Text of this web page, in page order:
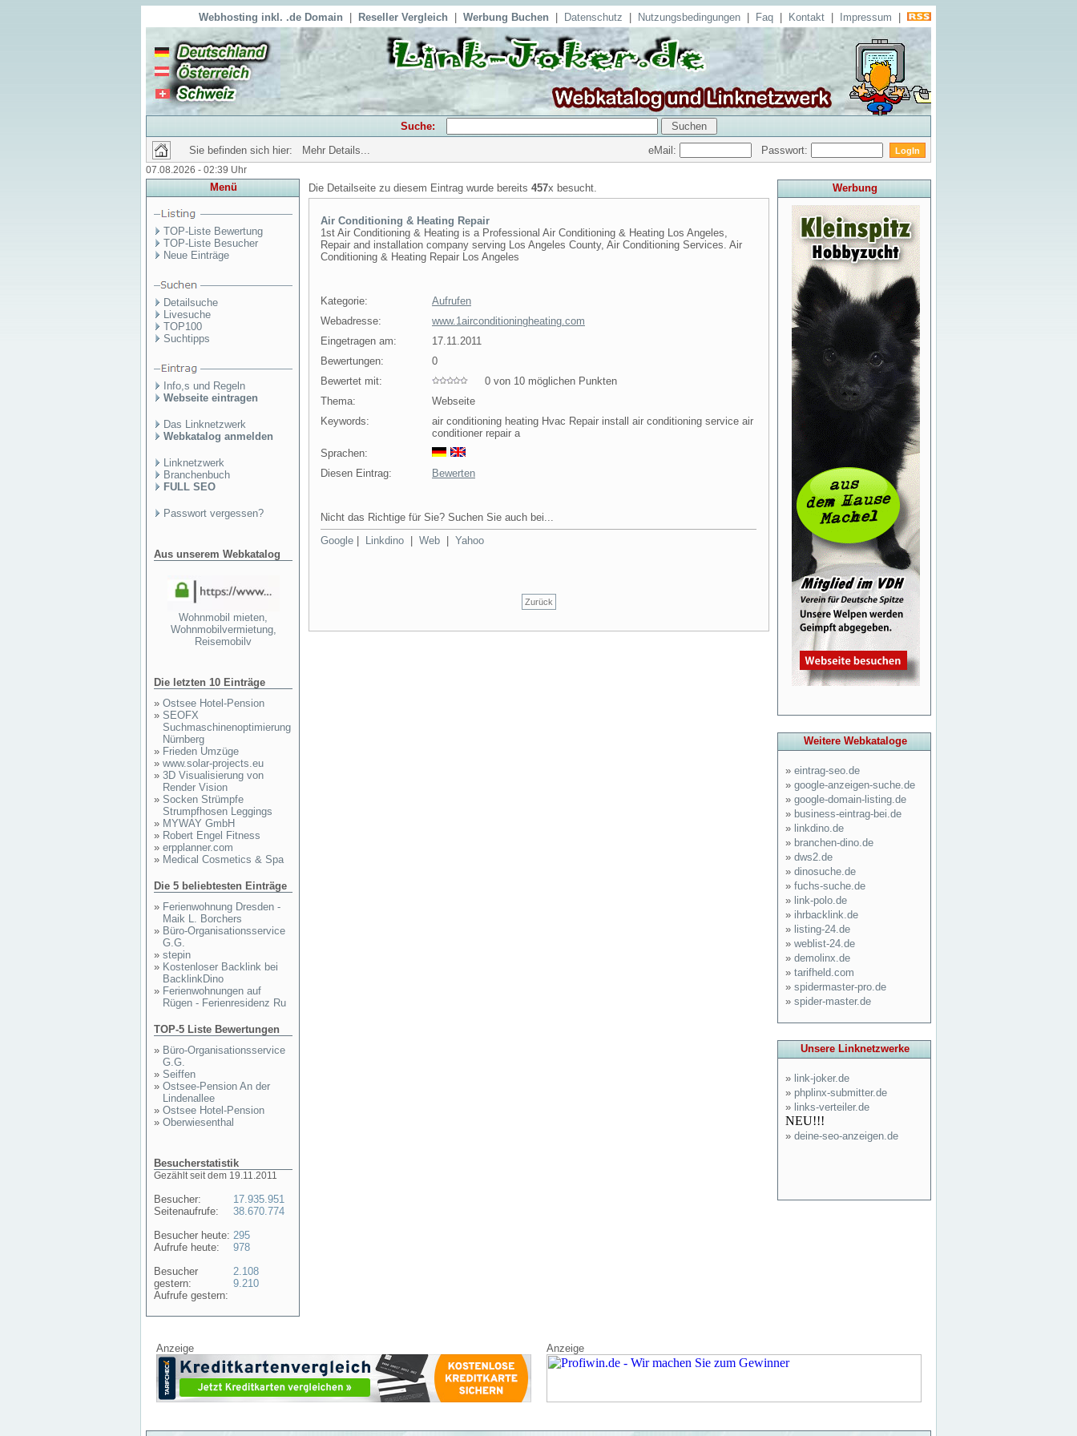
Webhosting inkl. .de Domain Reseller Vergleich Werbung Buchen Datenschutz Nutzungsbedingungen Faq Kontakt Impressum
Suche:
Sie befinden sich hier: Mehr Details...
eMail: Passwort:
07.08.2026 - 02:39 Uhr
Menü
TOP-Liste Bewertung
TOP-Liste Besucher
Neue Einträge
Detailsuche
Livesuche
TOP100
Suchtipps
Info,s und Regeln
Webseite eintragen
Das Linknetzwerk
Webkatalog anmelden
Linknetzwerk
Branchenbuch
FULL SEO
Passwort vergessen?
Aus unserem Webkatalog
Wohnmobil mieten,
Wohnmobilvermietung,
Reisemobilv
Die letzten 10 Einträge
» Ostsee Hotel-Pension
» SEOFX
Suchmaschinenoptimierung
Nürnberg
» Frieden Umzüge
» www.solar-projects.eu
» 3D Visualisierung von
Render Vision
» Socken Strümpfe
Strumpfhosen Leggings
» MYWAY GmbH
» Robert Engel Fitness
» erpplanner.com
» Medical Cosmetics & Spa
Die 5 beliebtesten Einträge
» Ferienwohnung Dresden -
Maik L. Borchers
» Büro-Organisationsservice
G.G.
» stepin
» Kostenloser Backlink bei
BacklinkDino
» Ferienwohnungen auf
Rügen - Ferienresidenz Ru
TOP-5 Liste Bewertungen
» Büro-Organisationsservice
G.G.
» Seiffen
» Ostsee-Pension An der
Lindenallee
» Ostsee Hotel-Pension
» Oberwiesenthal
Besucherstatistik
Gezählt seit dem 19.11.2011
Besucher:
Seitenaufrufe:
Besucher heute:
Aufrufe heute:
Besucher
gestern:
Aufrufe gestern:
17.935.951
38.670.774
295
978
2.108
9.210
Die Detailseite zu diesem Eintrag wurde bereits 457x besucht.
Air Conditioning & Heating Repair
1st Air Conditioning & Heating is a Professional Air Conditioning & Heating Los Angeles,
Repair and installation company serving Los Angeles County, Air Conditioning Services. Air
Conditioning & Heating Repair Los Angeles
Kategorie:
Aufrufen
Webadresse:
www.1airconditioningheating.com
Eingetragen am:
17.11.2011
Bewertungen:
0
Bewertet mit:
0 von 10 möglichen Punkten
Thema:
Webseite
Keywords:
air conditioning heating Hvac Repair install air conditioning service air
conditioner repair a
Sprachen:
Diesen Eintrag:
Bewerten
Nicht das Richtige für Sie? Suchen Sie auch bei...
Google
Linkdino Web Yahoo
Zurück
Werbung
Weitere Webkataloge
» eintrag-seo.de
» google-anzeigen-suche.de
» google-domain-listing.de
» business-eintrag-bei.de
» linkdino.de
» branchen-dino.de
» dws2.de
» dinosuche.de
» fuchs-suche.de
» link-polo.de
» ihrbacklink.de
» listing-24.de
» weblist-24.de
» demolinx.de
» tarifheld.com
» spidermaster-pro.de
» spider-master.de
Unsere Linknetzwerke
» link-joker.de
» phplinx-submitter.de
» links-verteiler.de
NEU!!!
» deine-seo-anzeigen.de
Anzeige Anzeige